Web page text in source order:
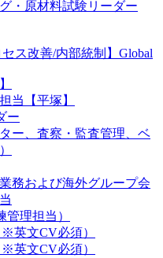
・原材料試験リーダー
ス改善/内部統制】Global
当【平塚】
ー
ー、査察・監査管理、ベ
務および海外グループ会
理担当）
英文CV必須）
英文CV必須）